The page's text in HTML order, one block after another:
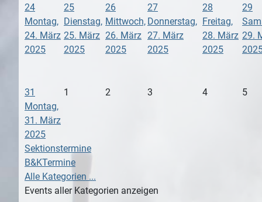
24
Montag,
24. März
2025
25
Dienstag,
25. März
2025
26
Mittwoch,
26. März
2025
27
Donnerstag,
27. März
2025
28
Freitag,
28. März
2025
29
29.
31
Montag,
31. März
2025
1 2 3 4 5
Sektionstermine
B&KTermine
Alle Kategorien ...
Events aller Kategorien anzeigen